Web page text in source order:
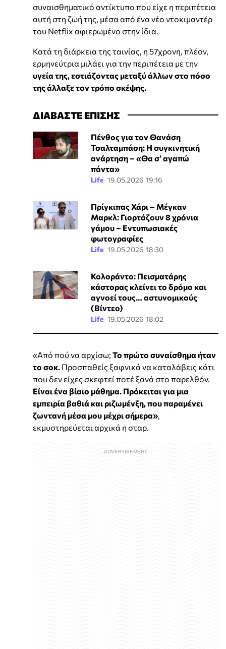
συναισθηματικό αντίκτυπο που είχε η περιπέτεια
αυτή στη ζωή της, μέσα από ένα νέο ντοκιμαντέρ
του Netflix αφιερωμένο στην ίδια.
Κατά τη διάρκεια της ταινίας, η 57χρονη, πλέον,
ερμηνεύτρια μιλάει για την περιπέτεια με την
υγεία της, εστιάζοντας μεταξύ άλλων στο πόσο
της άλλαξε τον τρόπο σκέψης.
ΔΙΑΒΑΣΤΕ ΕΠΙΣΗΣ
Πένθος για τον Θανάση
Τσαλταμπάση: Η συγκινητική
ανάρτηση – «Θα σ’ αγαπώ
πάντα»
Life 19.05.2026 19:16
Πρίγκιπας Χάρι – Μέγκαν
Μαρκλ: Γιορτάζουν 8 χρόνια
γάμου – Εντυπωσιακές
φωτογραφίες
Life 19.05.2026 18:30
Κολοράντο: Πεισματάρης
κάστορας κλείνει το δρόμο και
αγνοεί τους… αστυνομικούς
(Βίντεο)
Life 19.05.2026 18:02
«Από πού να αρχίσω; Το πρώτο συναίσθημα ήταν
το σοκ. Προσπαθείς ξαφνικά να καταλάβεις κάτι
που δεν είχες σκεφτεί ποτέ ξανά στο παρελθόν.
Είναι ένα βίαιο μάθημα. Πρόκειται για μια
εμπειρία βαθιά και ριζωμένξη, που παραμένει
ζωντανή μέσα μου μέχρι σήμερα»
εκμυστηρεύεται αρχικά η σταρ.